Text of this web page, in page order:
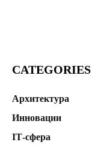
CATEGORIES
Архитектура
Инновации
ІТ-сфера